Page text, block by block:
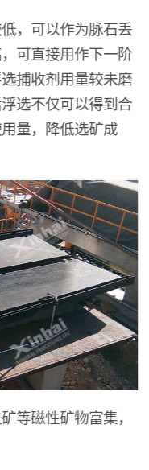
，可以作为脉石丢
可直接用作下一阶
捕收剂用量较未磨
选不仅可以得到合
量，降低选矿成
等磁性矿物富集，